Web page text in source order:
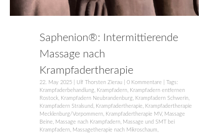
Saphenion®: Intermittierende
Massage nach
Krampfadertherapie
22. May 2025 Ulf Thorsten Zierau 0 Kommentare | Tags:
Krampfaderbehandlung
Krampfadern
Krampfadern entfernen
Rostock
Krampfadern Neubrandenburg Krampfadern Schwerin
Krampfadern Stralsund
Krampfadertherapie
Krampfadertherapie
Mecklenburg/Vorpommern
Krampfadertherapie MV, Massage
Beine
Massage nach Krampfadern Massage und SMT bei
Krampfadern Massagetherapie nach Mikroschaum